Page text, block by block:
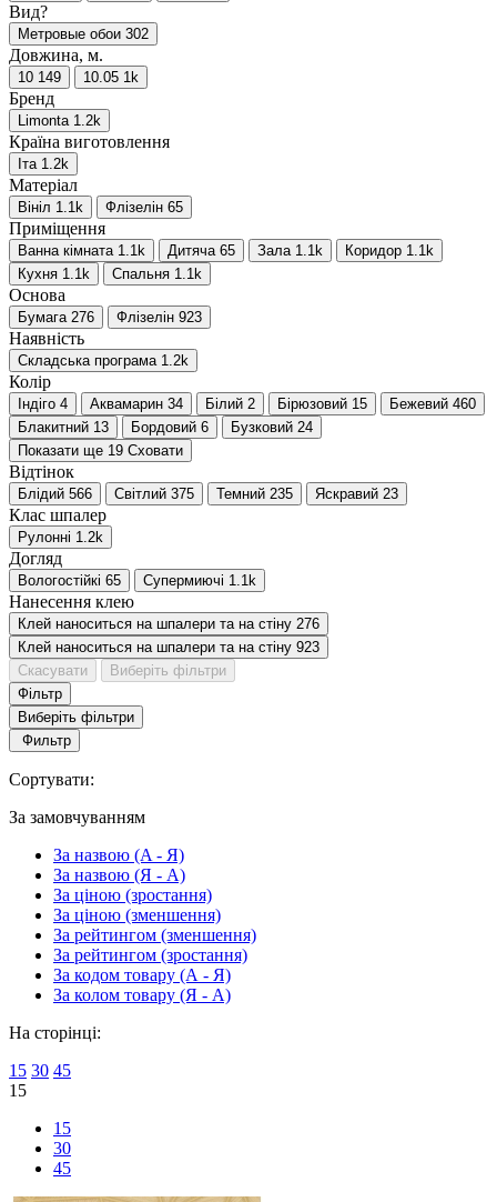
Вид?
Метровые обои 302
Довжина, м.
10 149 10.05 1 k
Бренд
Limonta 1.2k
Країна виготовлення
Іта 1.2k
Матеріал
Вініл 1.1 k Флізелін 65
Приміщення
Ванна кімната 1.1 k Дитяча 65 Зала 1.1 k Коридор 1.1 k
Кухня 1.1 k Спальня 1.1 k
Основа
Бумага 276 Флізелін 923
Наявність
Складська програма 1.2k
Колір
Індіго 4 Аквамарин 34 Білий 2 Бірюзовий 15 Бежевий 460
Блакитний 13 Бордовий 6 Бузковий 24
Показати ще 19 Сховати
Відтінок
Блідий 566 Світлий 375 Темний 235 Яскравий 23
Клас шпалер
Рулонні 1.2k
Догляд
Вологостійкі 65 Супермиючі 1.1 k
Нанесення клею
Клей наноситься на шпалери та на стіну 276
Клей наноситься на шпалери та на стіну 923
Скасувати
Виберіть фільтри
Фільтр
Виберіть фільтри
Фильтр
Сортувати:
За замовчуванням
За назвою (A - Я)
За назвою (Я - A)
За ціною (зростання)
За ціною (зменшення)
За рейтингом (зменшення)
За рейтингом (зростання)
За кодом товару (А - Я)
За колом товару (Я - А)
На сторінці:
15 30 45
15
15
30
45